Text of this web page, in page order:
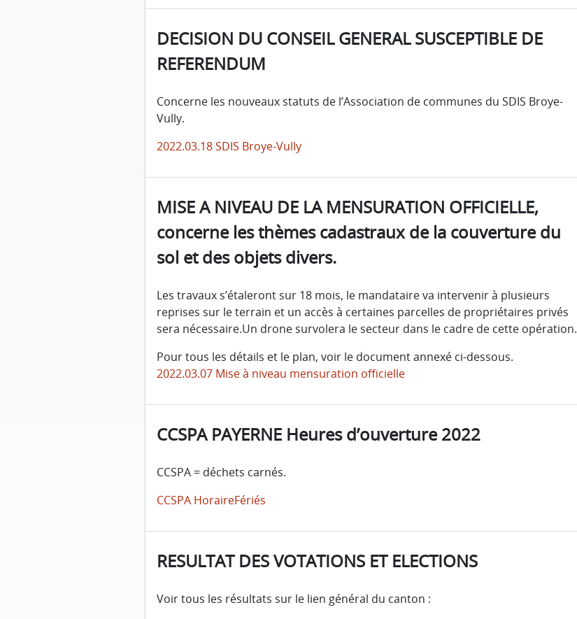
DECISION DU CONSEIL GENERAL SUSCEPTIBLE DE
REFERENDUM
Concerne les nouveaux statuts de l’Association de communes du SDIS Broye-
Vully.
2022.03.18 SDIS Broye-Vully
MISE A NIVEAU DE LA MENSURATION OFFICIELLE,
concerne les thèmes cadastraux de la couverture du
sol et des objets divers.
Les travaux s’étaleront sur 18 mois, le mandataire va intervenir à plusieurs
reprises sur le terrain et un accès à certaines parcelles de propriétaires privés
sera nécessaire.Un drone survolera le secteur dans le cadre de cette opération.
Pour tous les détails et le plan, voir le document annexé ci-dessous.
2022.03.07 Mise à niveau mensuration officielle
CCSPA PAYERNE Heures d’ouverture 2022
CCSPA = déchets carnés.
CCSPA HoraireFériés
RESULTAT DES VOTATIONS ET ELECTIONS
Voir tous les résultats sur le lien général du canton :